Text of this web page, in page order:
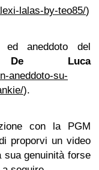
lalas-by-teo85/)
aneddoto del
De Luca
aneddoto-su-
).
con la PGM
proporvi un video
sua genuinità forse